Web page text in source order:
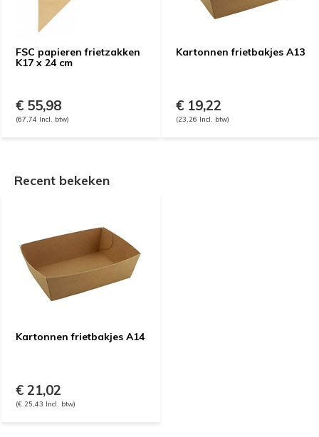
FSC papieren frietzakken
K17 x 24 cm
€ 55,98
(67,74 Incl. btw)
Kartonnen frietbakjes A13
€ 19,22
(23,26 Incl. btw)
Recent bekeken
Kartonnen frietbakjes A14
€ 21,02
(€ 25,43 Incl. btw)